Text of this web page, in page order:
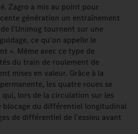
Zagro a mis au point pour
génération un entraînement
l'Unimog tournent sur une
ce qu'on appelle le
». Même avec ce type de
du train de roulement de
mises en valeur. Grâce à la
les quatre roues se
lors de la circulation sur les
blocage du différentiel longitudinal
de différentiel de l'essieu avant